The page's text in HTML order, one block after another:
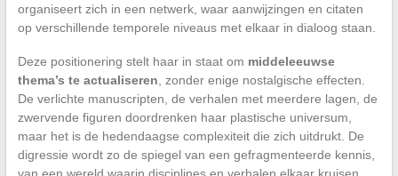
organiseert zich in een netwerk, waar aanwijzingen en citaten
op verschillende temporele niveaus met elkaar in dialoog staan.
Deze positionering stelt haar in staat om middeleeuwse
thema’s te actualiseren , zonder enige nostalgische effecten.
De verlichte manuscripten, de verhalen met meerdere lagen, de
zwervende figuren doordrenken haar plastische universum,
maar het is de hedendaagse complexiteit die zich uitdrukt. De
digressie wordt zo de spiegel van een gefragmenteerde kennis,